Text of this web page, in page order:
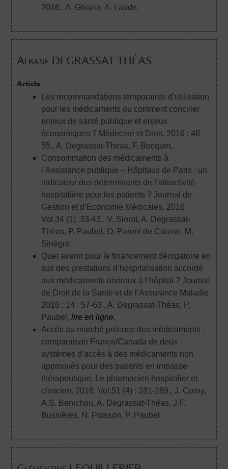
2016., A. Ghozia, A. Laude.
Albane DEGRASSAT-THÉAS
Article
Les recommandations temporaires d’utilisation
pour les médicaments ou comment concilier
enjeux de santé publique et enjeux
économiques ? Médecine et Droit, 2016 : 48-
55., A. Degrassat-Théas, F. Bocquet.
Consommation des médicaments à
l’Assistance publique – Hôpitaux de Paris : un
indicateur des déterminants de l’attractivité
hospitalière pour les patients ? Journal de
Gestion et d’Economie Médicales. 2016.
Vol.34 (1) :33-43., V. Siorat, A. Degrassat-
Théas, P. Paubel, O. Parent de Curzon, M.
Sinègre.
Quel avenir pour le financement dérogatoire en
sus des prestations d’hospitalisation accordé
aux médicaments onéreux à l’hôpital ? Journal
de Droit de la Santé et de l’Assurance Maladie.
2016 ; 14 : 57-63., A. Degrassat-Théas, P.
Paubel,lire en ligne.
Accès au marché précoce des médicaments :
comparaison France/Canada de deux
systèmes d’accès à des médicaments non
approuvés pour des patients en impasse
thérapeutique. Le pharmacien hospitalier et
clinicien. 2016. Vol.51 (4) : 281-289., J. Corny,
A.S. Benichou, A. Degrassat-Théas, J.F.
Bussières, N. Poisson, P. Paubel.